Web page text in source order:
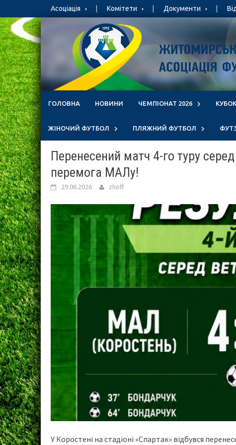
to
content
Асоціація Комітети Документи
ГОЛОВНА НОВИНИ ЧЕМПІОНАТ 2026 КУБОК
ЖІНОЧИЙ ФУТБОЛ ПЛЯЖНИЙ ФУТБОЛ
Перенесений матч 4-го туру
перемога МАЛу!
29.06.2026 zhoff
У Коростені на стадіоні «Спартак» відбувся